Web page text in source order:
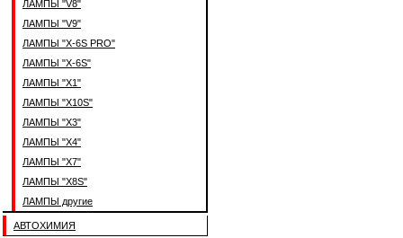
ЛАМПЫ "V8"
ЛАМПЫ "V9"
ЛАМПЫ "X-6S PRO"
ЛАМПЫ "X-6S"
ЛАМПЫ "X1"
ЛАМПЫ "X10S"
ЛАМПЫ "X3"
ЛАМПЫ "X4"
ЛАМПЫ "X7"
ЛАМПЫ "X8S"
ЛАМПЫ другие
АВТОХИМИЯ